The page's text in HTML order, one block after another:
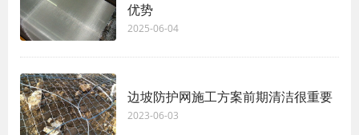
优势
2025-06-04
边坡防护网施工方案前期清洁很重要
2023-06-03